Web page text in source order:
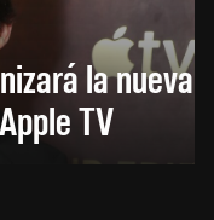
la nueva
TV